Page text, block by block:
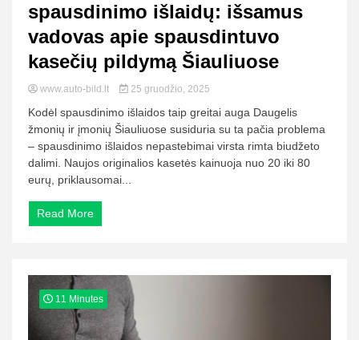
spausdinimo išlaidų: išsamus
vadovas apie spausdintuvo
kasečių pildymą Šiauliuose
www.auto-bild.lt 25 gruodžio, 2025
Kodėl spausdinimo išlaidos taip greitai auga Daugelis
žmonių ir įmonių Šiauliuose susiduria su ta pačia problema
– spausdinimo išlaidos nepastebimai virsta rimta biudžeto
dalimi. Naujos originalios kasetės kainuoja nuo 20 iki 80
eurų, priklausomai...
Read More
11 Minutes